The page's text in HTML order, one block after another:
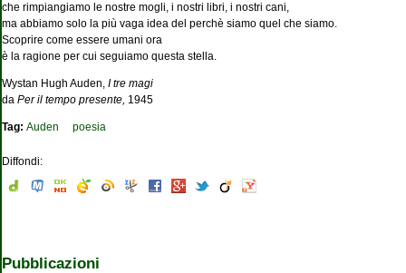
che rimpiangiamo le nostre mogli, i nostri libri, i nostri cani,
ma abbiamo solo la più vaga idea del perchè siamo quel che siamo.
Scoprire come essere umani ora
è la ragione per cui seguiamo questa stella.
Wystan Hugh Auden, I tre magi
da Per il tempo presente, 1945
Tag: Auden poesia
Diffondi:
Pubblicazioni